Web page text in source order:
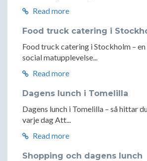
Read more
Food truck catering i
Food truck catering i Stockholm –
social matupplevelse...
Read more
Dagens lunch i Tomelilla
Dagens lunch i Tomelilla – så hittar
varje dag Att...
Read more
Shopping och dagens lunch